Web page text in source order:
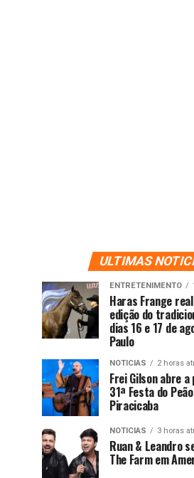
ULTIMAS
ENTRETENIMENTO
Haras Frange
edição do
dias 16 e 17 de
Paulo
NOTICIAS 2 horas
Frei Gilson abre
31ª Festa do
Piracicaba
NOTICIAS 3 horas
Ruan & Leandro
The Farm em